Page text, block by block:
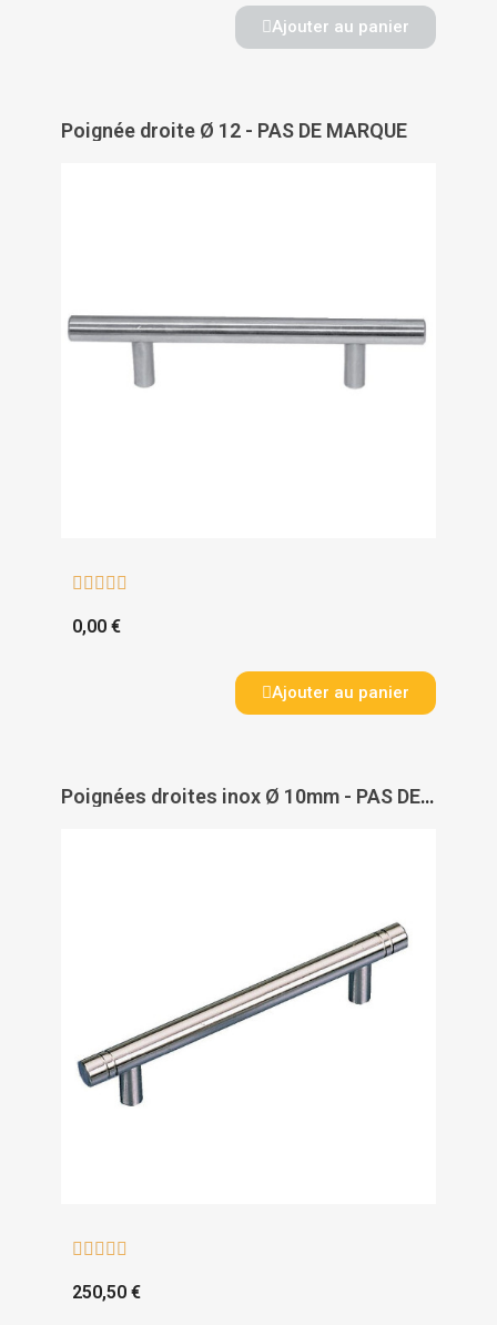
Ajouter au panier
Poignée droite Ø 12 - PAS DE MARQUE
    
0,00 €
Ajouter au panier
Poignées droites inox Ø 10mm - PAS DE MARQUE
    
250,50 €